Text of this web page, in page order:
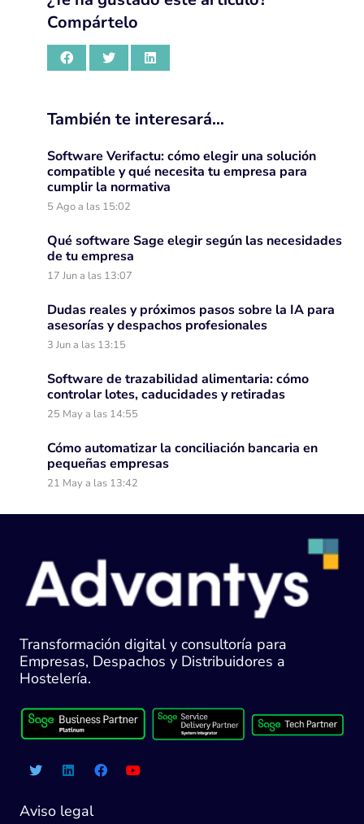
Compártelo
También te interesará…
Software Verifactu: cómo elegir una solución
compatible y qué necesita tu empresa para
cumplir la normativa
5 Ago a las 15:02
Qué software Sage elegir según las necesidades
de tu empresa
17 Jun a las 13:07
Dudas reales y próximos pasos sobre la IA para
asesorías y despachos profesionales
3 Jun a las 13:15
Software de trazabilidad alimentaria: cómo
controlar lotes, caducidades y retiradas
25 May a las 14:55
Cómo automatizar la conciliación bancaria en
pequeñas empresas
21 May a las 13:42
Transformación digital y consultoría para
Empresas, Despachos y Distribuidores a
Hostelería.
Aviso legal